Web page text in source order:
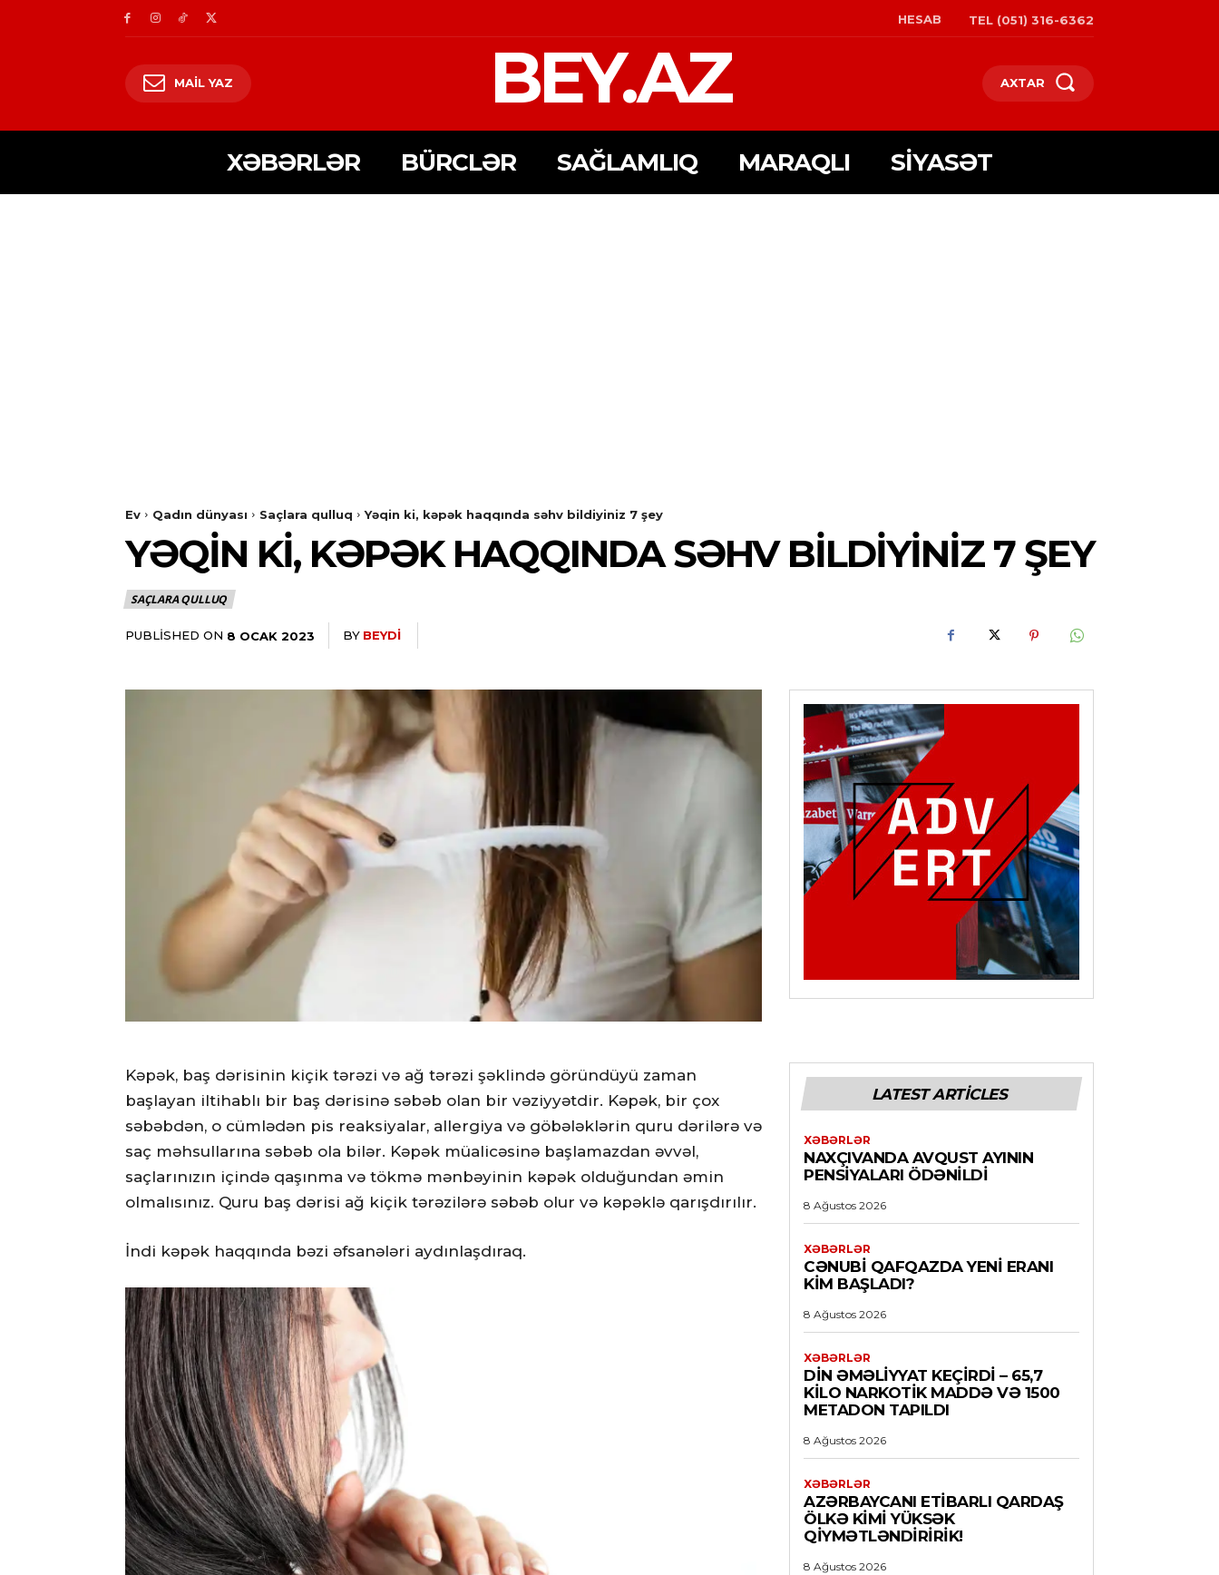
HESAB TEL (051) 316-6362
MAIL YAZ BEY.AZ AXTAR
XƏBƏRLƏR BÜRCLƏR SAĞLAMLIQ MARAQLI SIYASƏT
Ev Qadın dünyası Saçlara qulluq Yəqin ki, kəpək haqqında səhv bildiyiniz 7 şey
YƏQIN KI, KƏPƏK HAQQINDA SƏHV BILDIYINIZ 7 ŞEY
SAÇLARA QULLUQ
PUBLISHED ON 8 OCAK 2023 BY BEYDI
Kəpək, baş dərisinin kiçik tərəzi və ağ tərəzi şəklində göründüyü zaman
başlayan iltihablı bir baş dərisinə səbəb olan bir vəziyyətdir. Kəpək, bir çox
səbəbdən, o cümlədən pis reaksiyalar, allergiya və göbələklərin quru dərilərə və
saç məhsullarına səbəb ola bilər. Kəpək müalicəsinə başlamazdan əvvəl,
saçlarınızın içində qaşınma və tökmə mənbəyinin kəpək olduğundan əmin
olmalısınız. Quru baş dərisi ağ kiçik tərəzilərə səbəb olur və kəpəklə qarışdırılır.
İndi kəpək haqqında bəzi əfsanələri aydınlaşdıraq.
LATEST ARTICLES
XƏBƏRLƏR
NAXÇIVANDA AVQUST AYININ
PENSIYALARI ÖDƏNILDI
8 Ağustos 2026
XƏBƏRLƏR
CƏNUBI QAFQAZDA YENI ERANI
KIM BAŞLADI?
8 Ağustos 2026
XƏBƏRLƏR
DİN ƏMƏLIYYAT KEÇIRDI – 65,7
KILO NARKOTIK MADDƏ VƏ 1500
METADON TAPILDI
8 Ağustos 2026
XƏBƏRLƏR
AZƏRBAYCANI ETIBARLI QARDAŞ
ÖLKƏ KIMI YÜKSƏK
QIYMƏTLƏNDIRIRIK!
8 Ağustos 2026